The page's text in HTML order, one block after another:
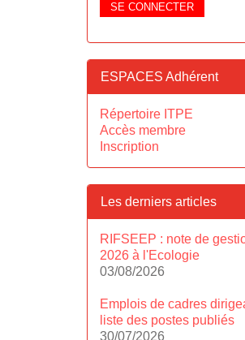
SE CONNECTER
ESPACES Adhérent
Répertoire ITPE
Accès membre
Inscription
Les derniers articles
RIFSEEP : note de
2026 à l'Ecologie
03/08/2026
Emplois de cadres
liste des postes publiés
30/07/2026